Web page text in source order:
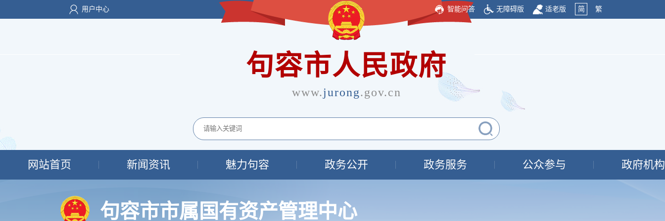
用户中心 智能问答 无障碍版 适老版 简 繁
句容市人民政府
www.jurong.gov.cn
网站首页 新闻资讯 魅力句容 政务公开 政务服务 公众参与 政府机构
句容市市属国有资产管理中心